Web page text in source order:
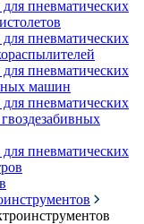
пневматических
пневматических
пневматических
машин
пневматических
пневматических